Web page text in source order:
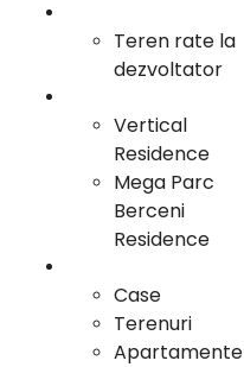
Teren rate la
dezvoltator
Vertical
Residence
Mega Parc
Berceni
Residence
Case
Terenuri
Apartamente